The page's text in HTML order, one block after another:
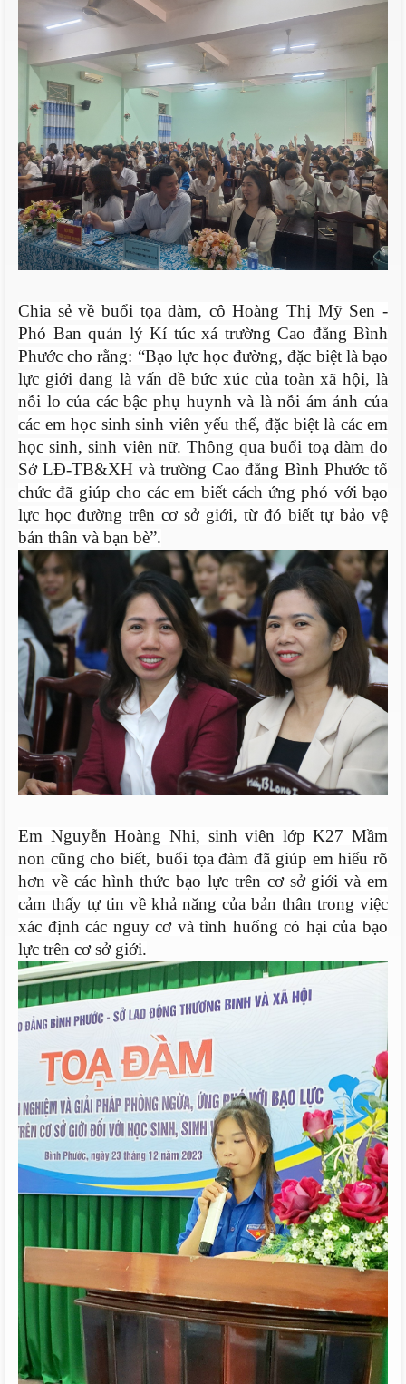
Chia sẻ về buổi tọa đàm, cô Hoàng Thị Mỹ Sen -
Phó Ban quản lý Kí túc xá trường Cao đẳng Bình
Phước cho rằng: “Bạo lực học đường, đặc biệt là bạo
lực giới đang là vấn đề bức xúc của toàn xã hội, là
nỗi lo của các bậc phụ huynh và là nỗi ám ảnh của
các em học sinh sinh viên yếu thế, đặc biệt là các em
học sinh, sinh viên nữ. Thông qua buổi toạ đàm do
Sở LĐ-TB&XH và trường Cao đẳng Bình Phước tổ
chức đã giúp cho các em biết cách ứng phó với bạo
lực học đường trên cơ sở giới, từ đó biết tự bảo vệ
bản thân và bạn bè”.
Em Nguyễn Hoàng Nhi, sinh viên lớp K27 Mầm
non cũng cho biết, buổi tọa đàm đã giúp em hiểu rõ
hơn về các hình thức bạo lực trên cơ sở giới và em
cảm thấy tự tin về khả năng của bản thân trong việc
xác định các nguy cơ và tình huống có hại của bạo
lực trên cơ sở giới.